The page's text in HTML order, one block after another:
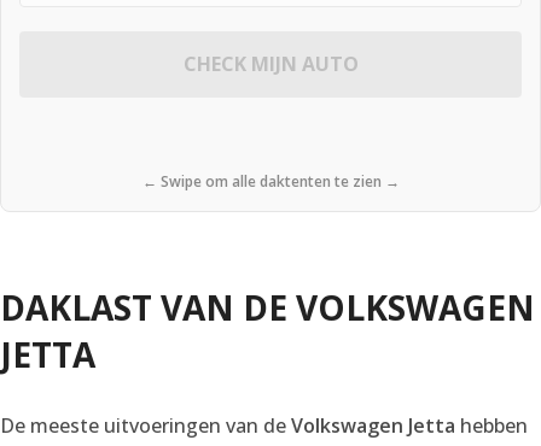
CHECK MIJN AUTO
← Swipe om alle daktenten te zien →
DAKLAST VAN DE VOLKSWAGEN
JETTA
De meeste uitvoeringen van deVolkswagen Jetta hebben